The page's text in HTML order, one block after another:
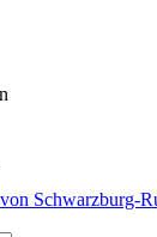
Schwarzburg-